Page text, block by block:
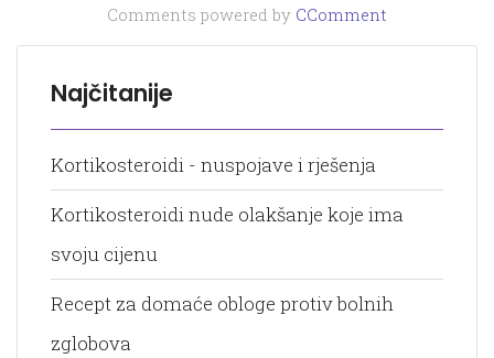
Comments powered by CComment
Najčitanije
Kortikosteroidi - nuspojave i rješenja
Kortikosteroidi nude olakšanje koje ima
svoju cijenu
Recept za domaće obloge protiv bolnih
zglobova